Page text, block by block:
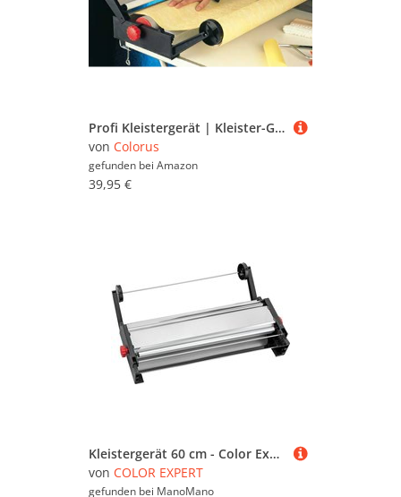
Profi Kleistergerät | Kleister-Gerät für Tapeten mit maximal 60 cm Bahnbreite | Tapeziermaschine mit Rollenhalter | Tapeziergerät Kleister-Maschine | Tapetenkleistergerät Tapezierbedarf
von Colorus
gefunden bei Amazon
39,95 €
Kleistergerät 60 cm - Color Expert
von COLOR EXPERT
gefunden bei ManoMano